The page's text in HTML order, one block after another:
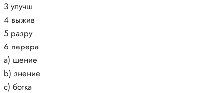
3 улучш
4 выжив
5 разру
6 перера
а) шение
b) знение
c) ботка